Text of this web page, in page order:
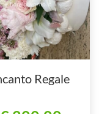
Regale